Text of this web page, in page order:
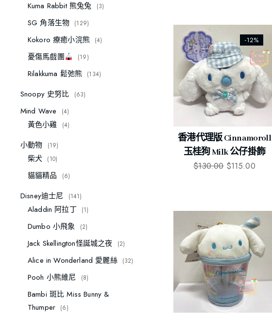
-12%
香港代理版 Cinnamoroll
玉桂狗 Milk 公仔掛飾
$130.00 $115.00
Kuma Rabbit 熊兔兔 3
SG 角落生物 129
Kokoro 療癒小浣熊 4
憂傷馬戲團 19
Rilakkuma 鬆弛熊 134
Snoopy 史努比 63
Mind Wave 4
黃色小雞 4
小動物 19
柴犬 10
貓貓精品 6
Disney迪士尼 141
Aladdin 阿拉丁 1
Dumbo 小飛象 2
Jack Skellington怪誕城之夜 2
Alice in Wonderland 愛麗絲 32
Pooh 小熊維尼 8
Bambi 斑比 Miss Bunny &
Thumper
6